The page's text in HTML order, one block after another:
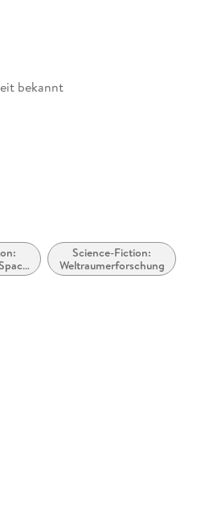
bekannt
Science-Fiction:
Weltraumerforschung